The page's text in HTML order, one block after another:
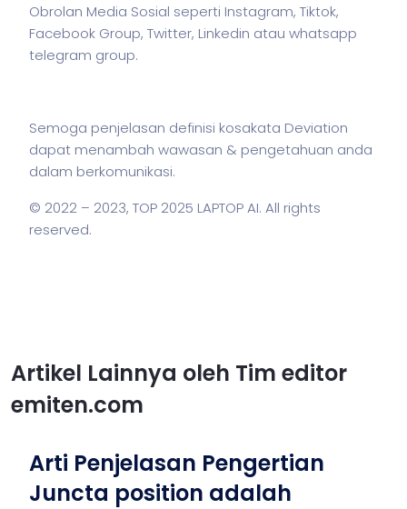
Obrolan Media Sosial seperti Instagram, Tiktok,
Facebook Group, Twitter, Linkedin atau whatsapp
telegram group.
Semoga penjelasan definisi kosakata Deviation
dapat menambah wawasan & pengetahuan anda
dalam berkomunikasi.
© 2022 – 2023, TOP 2025 LAPTOP AI. All rights
reserved.
Artikel Lainnya oleh Tim editor
emiten.com
Arti Penjelasan Pengertian
Juncta position adalah